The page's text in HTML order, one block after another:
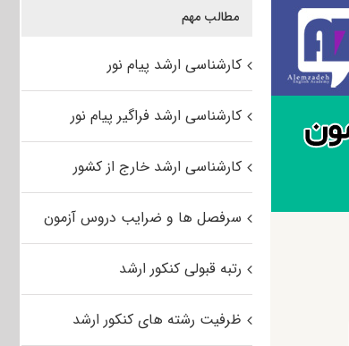
مطالب مهم
کارشناسی ارشد پیام نور
کارشناسی ارشد فراگیر پیام نور
کارشناسی ارشد خارج از کشور
سرفصل ها و ضرایب دروس آزمون
رتبه قبولی کنکور ارشد
ظرفیت رشته های کنکور ارشد